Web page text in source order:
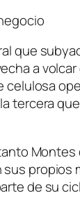
que
a
celulosa
tercera
Montes
sus propios
de su